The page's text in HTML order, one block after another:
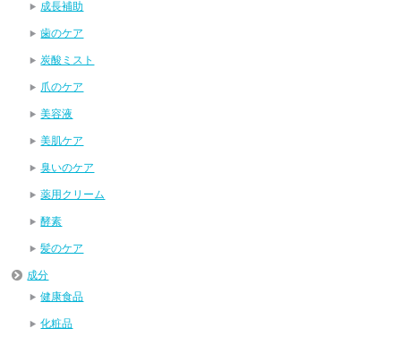
成長補助
歯のケア
炭酸ミスト
爪のケア
美容液
美肌ケア
臭いのケア
薬用クリーム
酵素
髪のケア
成分
健康食品
化粧品